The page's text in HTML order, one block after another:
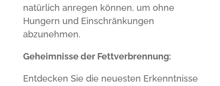
natürlich anregen können, um ohne
Hungern und Einschränkungen
abzunehmen.
Geheimnisse der Fettverbrennung:
Entdecken Sie die neuesten Erkenntnisse